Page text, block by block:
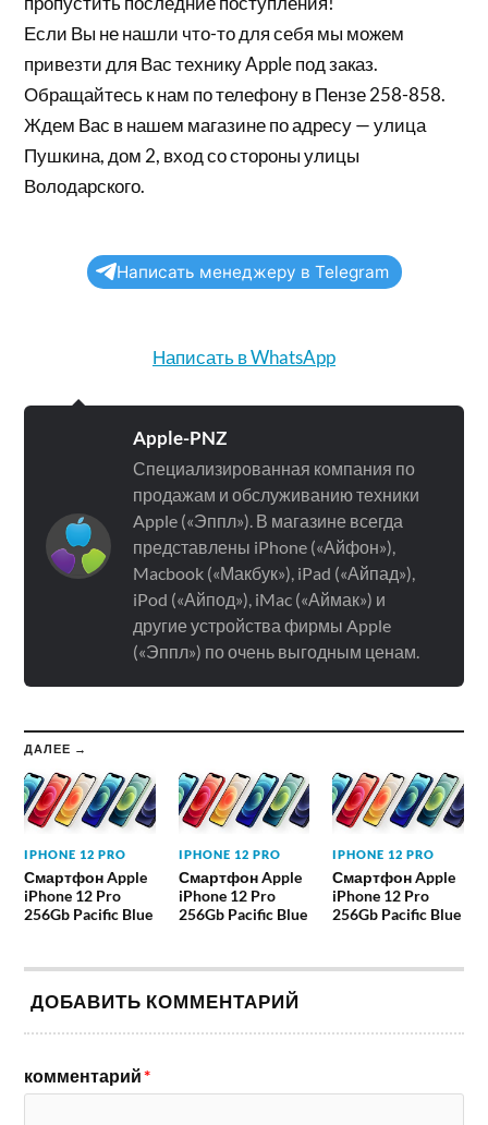
Если Вы не нашли что-то для себя мы можем
привезти для Вас технику Apple под заказ.
Обращайтесь к нам по телефону в Пензе 258-858.
Ждем Вас в нашем магазине по адресу — улица
Пушкина, дом 2, вход со стороны улицы
Володарского.
Написать менеджеру в Telegram
Написать в WhatsApp
Apple-PNZ
Специализированная компания по
продажам и обслуживанию техники
Apple («Эппл»). В магазине всегда
представлены iPhone («Айфон»),
Macbook («Макбук»), iPad («Айпад»),
iPod («Айпод»), iMac («Аймак») и
другие устройства фирмы Apple
(«Эппл») по очень выгодным ценам.
ДАЛЕЕ →
IPHONE 12 PRO
Смартфон Apple
iPhone 12 Pro
256Gb Pacific Blue
IPHONE 12 PRO
Смартфон Apple
iPhone 12 Pro
256Gb Pacific Blue
IPHONE 12 PRO
Смартфон Apple
iPhone 12 Pro
256Gb Pacific Blue
ДОБАВИТЬ КОММЕНТАРИЙ
комментарий*